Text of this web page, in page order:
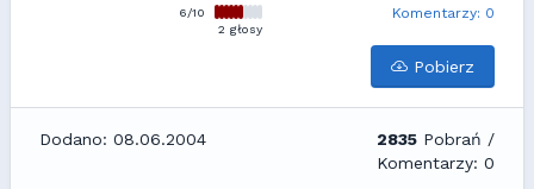
6/10
2 głosy
Komentarzy: 0
Pobierz
Dodano: 08.06.2004 2835 Pobrań /
Komentarzy: 0